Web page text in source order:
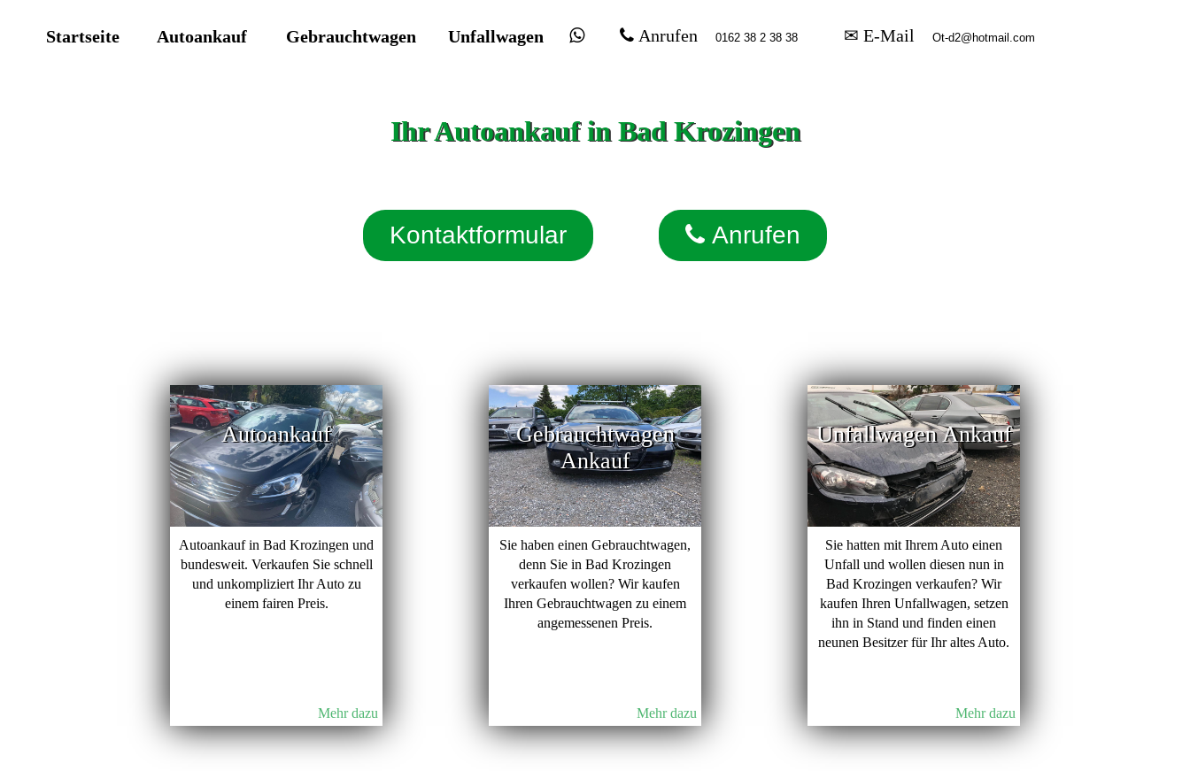
Startseite Autoankauf Gebrauchtwagen Unfallwagen Anrufen ✉ E-Mail
Ihr Autoankauf in Bad Krozingen
Kontaktformular Anrufen
Autoankauf
Autoankauf in Bad Krozingen und
bundesweit. Verkaufen Sie schnell
und unkompliziert Ihr Auto zu
einem fairen Preis.
Mehr dazu
Gebrauchtwagen
Ankauf
Sie haben einen Gebrauchtwagen,
denn Sie in Bad Krozingen
verkaufen wollen? Wir kaufen
Ihren Gebrauchtwagen zu einem
angemessenen Preis.
Mehr dazu
Unfallwagen Ankauf
Sie hatten mit Ihrem Auto einen
Unfall und wollen diesen nun in
Bad Krozingen verkaufen? Wir
kaufen Ihren Unfallwagen, setzen
ihn in Stand und finden einen
neunen Besitzer für Ihr altes Auto.
Mehr dazu